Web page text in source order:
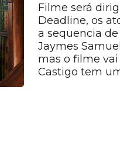
Filme será
Deadline, os
a sequencia
Jaymes
mas o filme
Castigo tem